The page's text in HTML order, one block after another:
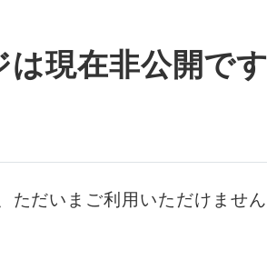
は現在非公開です
ただいまご利用いただけません